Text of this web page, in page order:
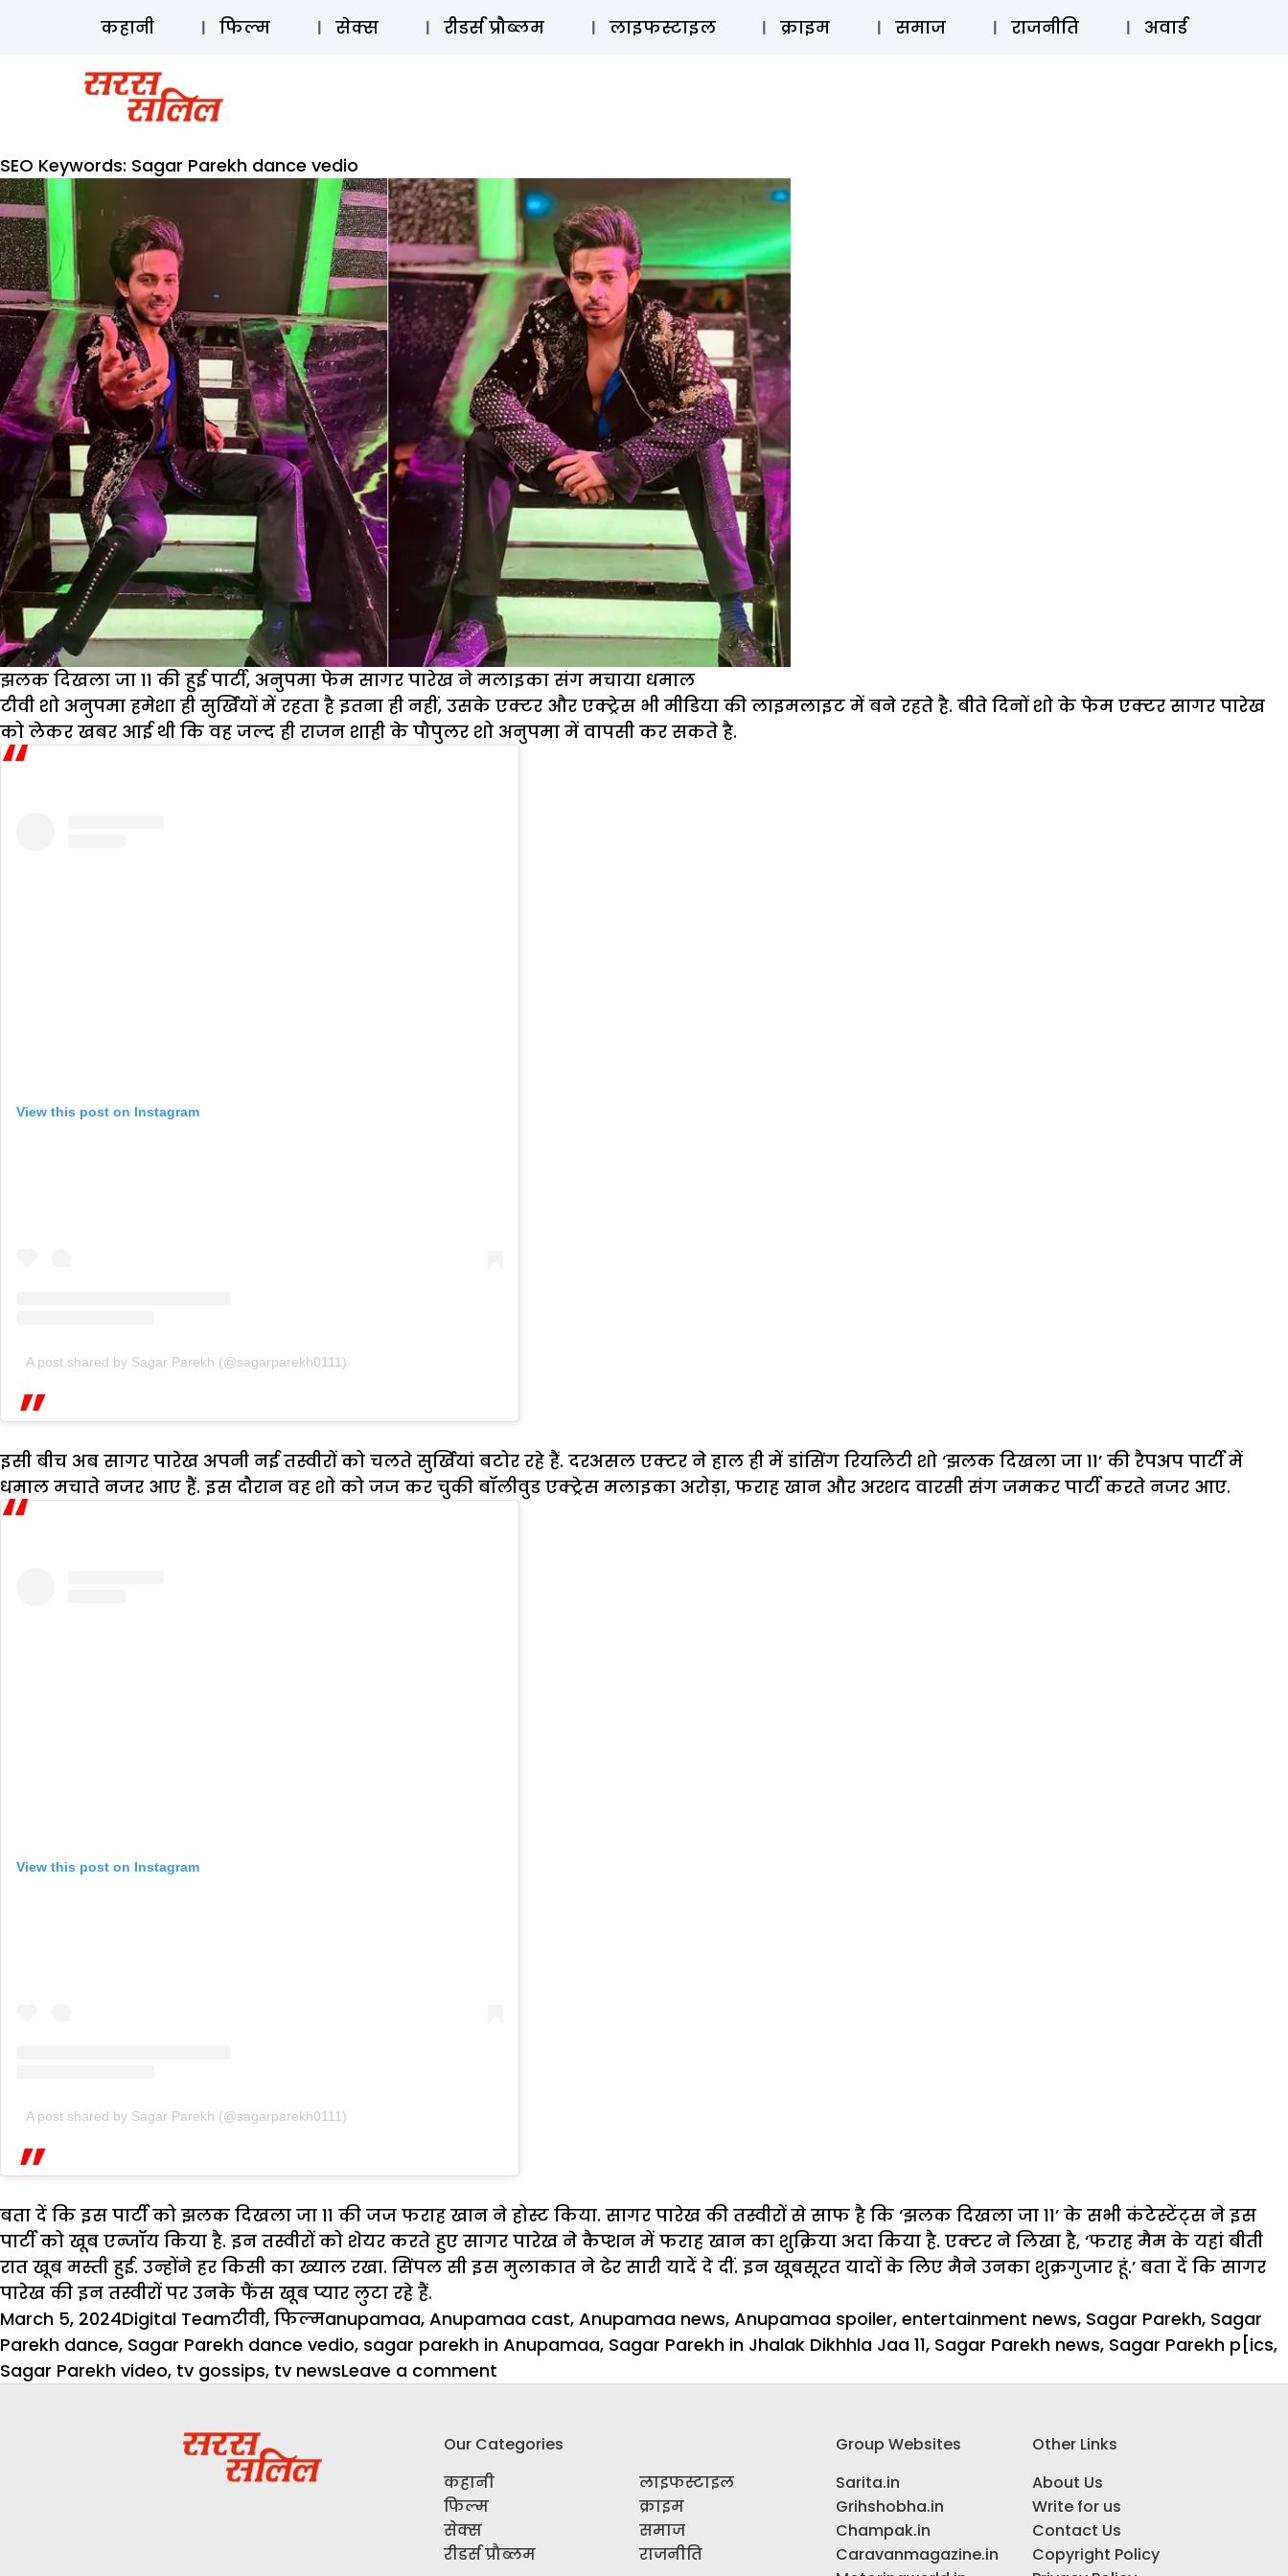
ऑडियो स्टोरी लॉग इन ⚲ SUBSCRIBE
कहानी फिल्म सेक्स रीडर्स प्रौब्लम लाइफस्टाइल क्राइम समाज राजनीति अवार्ड
SEO Keywords: Sagar Parekh dance vedio
झलक दिखला जा 11 की हुई पार्टी, अनुपमा फेम सागर पारेख ने मलाइका संग मचाया धमाल
टीवी शो अनुपमा हमेशा ही सुर्खियों में रहता है इतना ही नहीं, उसके एक्टर और एक्ट्रेस भी मीडिया की लाइमलाइट में बने रहते है. बीते दिनों शो के फेम एक्टर सागर पारेख
को लेकर खबर आई थी कि वह जल्द ही राजन शाही के पौपुलर शो अनुपमा में वापसी कर सकते है.
View this post on Instagram
A post shared by Sagar Parekh (@sagarparekh0111)
इसी बीच अब सागर पारेख अपनी नई तस्वीरों को चलते सुर्खियां बटोर रहे हैं. दरअसल एक्टर ने हाल ही में डांसिंग रियलिटी शो ‘झलक दिखला जा 11’ की रैपअप पार्टी में
धमाल मचाते नजर आए हैं. इस दौरान वह शो को जज कर चुकी बॉलीवुड एक्ट्रेस मलाइका अरोड़ा, फराह खान और अरशद वारसी संग जमकर पार्टी करते नजर आए.
View this post on Instagram
A post shared by Sagar Parekh (@sagarparekh0111)
बता दें कि इस पार्टी को झलक दिखला जा 11 की जज फराह खान ने होस्ट किया. सागर पारेख की तस्वीरों से साफ है कि ‘झलक दिखला जा 11’ के सभी कंटेस्टेंट्स ने इस
पार्टी को खूब एन्जॉय किया है. इन तस्वीरों को शेयर करते हुए सागर पारेख ने कैप्शन में फराह खान का शुक्रिया अदा किया है. एक्टर ने लिखा है, ‘फराह मैम के यहां बीती
रात खूब मस्ती हुई. उन्होंने हर किसी का ख्याल रखा. सिंपल सी इस मुलाकात ने ढेर सारी यादें दे दीं. इन खूबसूरत यादों के लिए मैने उनका शुक्रगुजार हूं.’ बता दें कि सागर
पारेख की इन तस्वीरों पर उनके फैंस खूब प्यार लुटा रहे हैं.
Posted
on
March 5, 2024Author
Digital TeamCategories
टीवी, फिल्मTags
anupamaa, Anupamaa cast, Anupamaa news, Anupamaa spoiler, entertainment news, Sagar Parekh, Sagar
Parekh dance, Sagar Parekh dance vedio, sagar parekh in Anupamaa, Sagar Parekh in Jhalak Dikhhla Jaa 11, Sagar Parekh news, Sagar Parekh p[ics,
Sagar Parekh video, tv gossips, tv newsLeave a comment
जा
पार्टी,
Our Categories
कहानी
फिल्म
सेक्स
रीडर्स प्रौब्लम
लाइफस्टाइल
क्राइम
समाज
राजनीति
Group Websites
Sarita.in
Grihshobha.in
Champak.in
Caravanmagazine.in
Other Links
About Us
Write for us
Contact Us
Copyright Policy